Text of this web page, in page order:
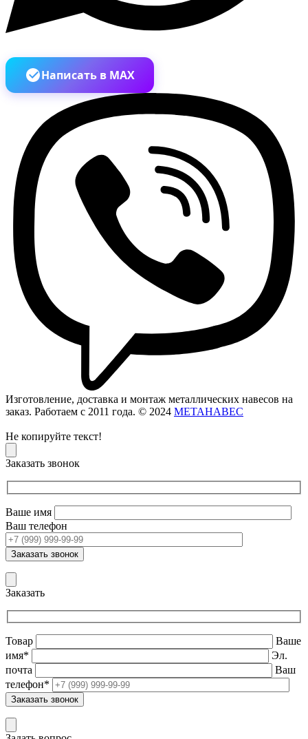
Написать в MAX
Изготовление, доставка и монтаж металлических навесов на
заказ. Работаем с 2011 года. © 2024 МЕТАНАВЕС
Не копируйте текст!
Заказать звонок
Ваше имя
Ваш телефон
Заказать
Товар
Ваше
имя*
Эл.
почта
Ваш
телефон*